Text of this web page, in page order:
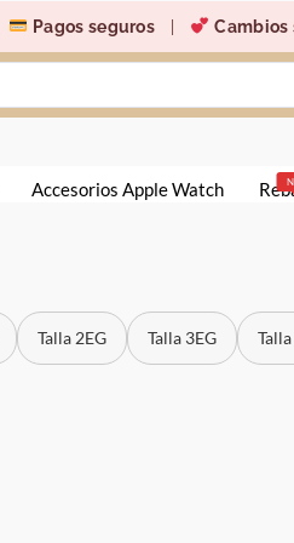
Pagos seguros Cambios
Accesorios Apple Watch
Talla 2EG Talla 3EG